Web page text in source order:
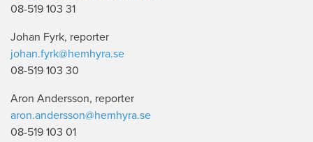
08-519 103 31
Johan Fyrk, reporter
johan.fyrk@hemhyra.se
08-519 103 30
Aron Andersson, reporter
aron.andersson@hemhyra.se
08-519 103 01